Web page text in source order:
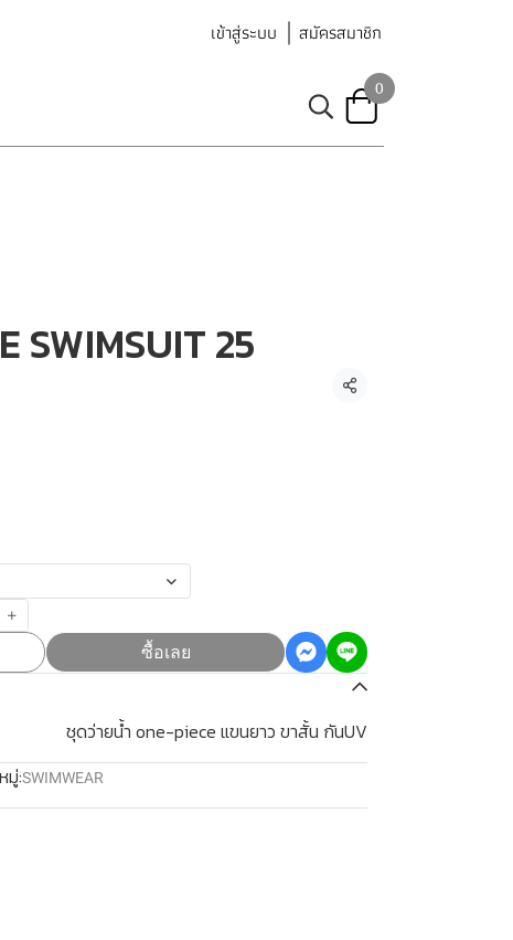
เข้าสู่ระบบ สมัครสมาชิก
0
SWIMSUIT 25
แชร์
ซื้อเลย
ชุดว่ายน้ำ one-piece แขนยาว ขาสั้น กันUV
มู่:SWIMWEAR